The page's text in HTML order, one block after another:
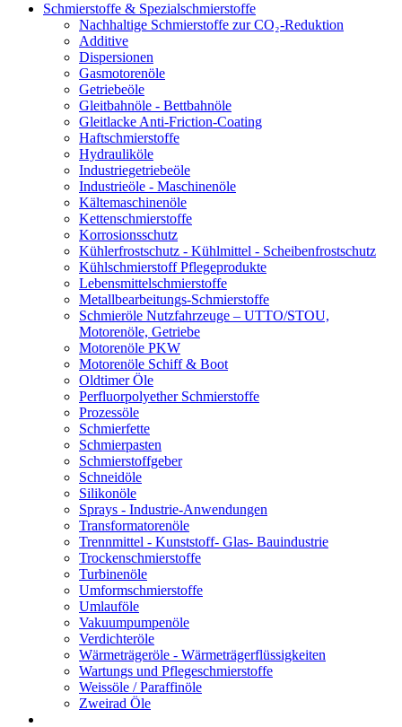
Schmierstoffe & Spezialschmierstoffe
Nachhaltige Schmierstoffe zur CO₂-Reduktion
Additive
Dispersionen
Gasmotorenöle
Getriebeöle
Gleitbahnöle - Bettbahnöle
Gleitlacke Anti-Friction-Coating
Haftschmierstoffe
Hydrauliköle
Industriegetriebeöle
Industrieöle - Maschinenöle
Kältemaschinenöle
Kettenschmierstoffe
Korrosionsschutz
Kühlerfrostschutz - Kühlmittel - Scheibenfrostschutz
Kühlschmierstoff Pflegeprodukte
Lebensmittelschmierstoffe
Metallbearbeitungs-Schmierstoffe
Schmieröle Nutzfahrzeuge – UTTO/STOU,
Motorenöle, Getriebe
Motorenöle PKW
Motorenöle Schiff & Boot
Oldtimer Öle
Perfluorpolyether Schmierstoffe
Prozessöle
Schmierfette
Schmierpasten
Schmierstoffgeber
Schneidöle
Silikonöle
Sprays - Industrie-Anwendungen
Transformatorenöle
Trennmittel - Kunststoff- Glas- Bauindustrie
Trockenschmierstoffe
Turbinenöle
Umformschmierstoffe
Umlauföle
Vakuumpumpenöle
Verdichteröle
Wärmeträgeröle - Wärmeträgerflüssigkeiten
Wartungs und Pflegeschmierstoffe
Weissöle / Paraffinöle
Zweirad Öle